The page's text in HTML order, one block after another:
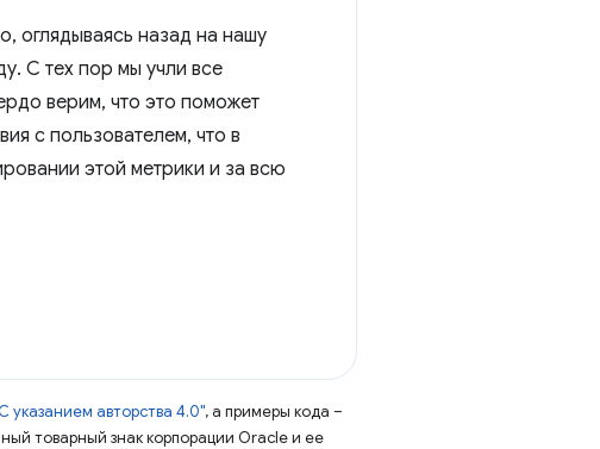
оглядываясь назад на нашу
С тех пор мы учли все
верим, что это поможет
с пользователем, что в
этой метрики и за всю
авторства 4.0", а примеры кода –
товарный знак корпорации Oracle и ее